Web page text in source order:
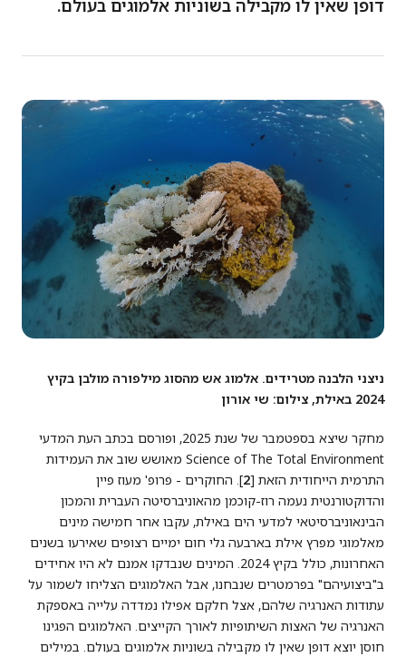
דופן שאין לו מקבילה בשוניות אלמוגים בעולם.
ניצני הלבנה מטרידים. אלמוג אש מהסוג מילפורה מולבן בקיץ
2024 באילת, צילום: שי אורון
מחקר שיצא בספטמבר של שנת 2025, ופורסם בכתב העת המדעי
Science of The Total Environment מאושש שוב את העמידות
התרמית הייחודית הזאת [2]. החוקרים - פרופ' מעוז פיין
והדוקטורנטית נעמה רוז-קוכמן מהאוניברסיטה העברית והמכון
הבינאוניברסיטאי למדעי הים באילת, עקבו אחר חמישה מינים
מאלמוגי מפרץ אילת בארבעה גלי חום ימיים רצופים שאירעו בשנים
האחרונות, כולל בקיץ 2024. המינים שנבדקו אמנם לא היו אחידים
ב"ביצועיהם" בפרמטרים שנבחנו, אבל האלמוגים הצליחו לשמור על
עתודות האנרגיה שלהם, אצל חלקם אפילו נמדדה עלייה באספקת
האנרגיה של האצות השיתופיות לאורך הקייצים. האלמוגים הפגינו
חוסן יוצא דופן שאין לו מקבילה בשוניות אלמוגים בעולם. במילים